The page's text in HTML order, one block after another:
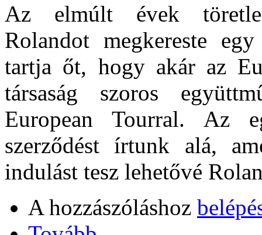
Az elmúlt évek
Rolandot megkereste
tartja őt, hogy akár az
társaság szoros
European Tourral. Az
szerződést írtunk alá,
indulást tesz lehetővé
A hozzászóláshoz